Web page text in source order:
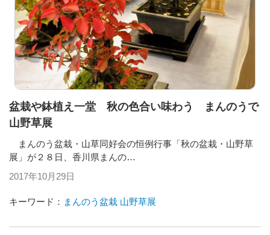
盆栽や鉢植え一堂 秋の色合い味わう まんのうで
山野草展
まんのう盆栽・山草同好会の恒例行事「秋の盆栽・山野草
展」が２８日、香川県まんの…
2017年10月29日
キーワード： まんのう盆栽 山野草展